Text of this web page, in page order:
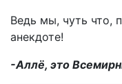
Ведь мы, чуть что,
анекдоте!
-Аллё, это